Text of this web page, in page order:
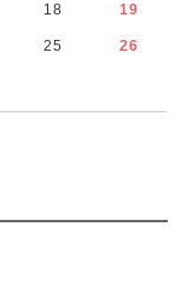
18 19
25 26